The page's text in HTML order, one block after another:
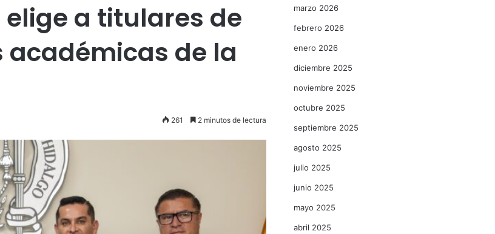
a titulares de
de la
261 2 minutos de lectura
marzo 2026
febrero 2026
enero 2026
diciembre 2025
noviembre 2025
octubre 2025
septiembre 2025
agosto 2025
julio 2025
junio 2025
mayo 2025
abril 2025